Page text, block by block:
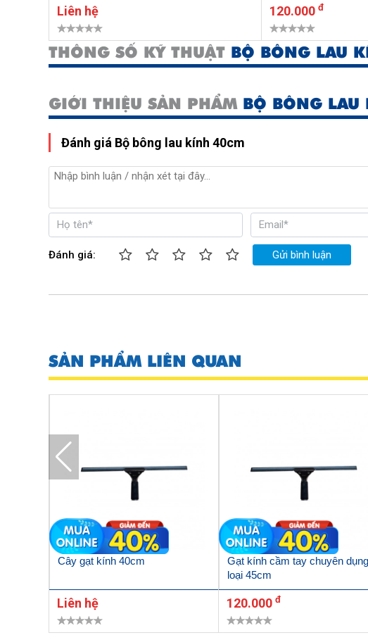
Liên hệ 120.000 đ
THÔNG SỐ KỸ THUẬT BỘ BÔNG LAU
GIỚI THIỆU SẢN PHẨM BỘ BÔNG
Đánh giá Bộ bông lau kính 40cm
Đánh giá: Gửi bình luận
SẢN PHẨM LIÊN QUAN
Cây gạt kính 40cm
Liên hệ
Gạt kính cầm tay chuyên dụng
loại 45cm
120.000đ